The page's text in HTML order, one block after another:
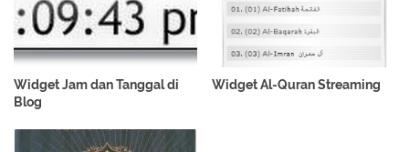
Widget Jam dan Tanggal di
Blog
Widget Al-Quran Streaming